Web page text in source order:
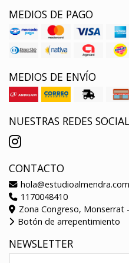
MEDIOS DE PAGO
MEDIOS DE ENVÍO
NUESTRAS REDES
CONTACTO
1170048410
Zona Congreso, Monserrat
Botón de arrepentimiento
NEWSLETTER